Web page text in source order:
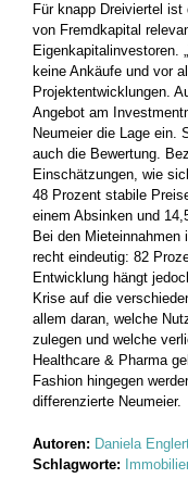
Für knapp Dreiviertel
von Fremdkapital
Eigenkapitalinvestoren.
keine Ankäufe und vor
Projektentwicklungen.
Angebot am
Neumeier die Lage ein.
auch die Bewertung.
Einschätzungen, wie
48 Prozent stabile
einem Absinken und
Bei den
recht eindeutig: 82
Entwicklung hängt
Krise auf die
allem daran, welche
zulegen und welche
Healthcare & Pharma
Fashion hingegen
differenzierte Neumeier.
Autoren: Daniela
Schlagworte: